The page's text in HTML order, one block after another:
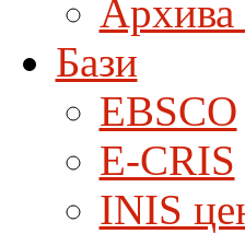
Архива
Бази
EBSCO
E-CRIS
INIS